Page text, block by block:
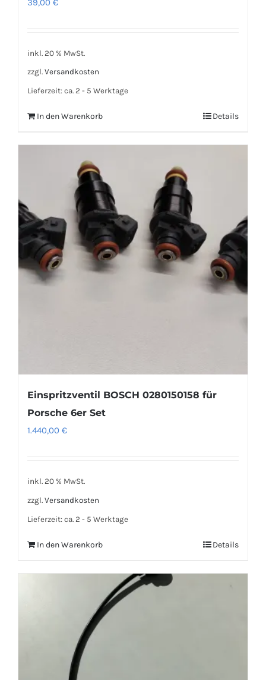
39,00 €
inkl. 20 % MwSt.
zzgl. Versandkosten
Lieferzeit: ca. 2 - 5 Werktage
In den Warenkorb Details
Einspritzventil BOSCH 0280150158 für
Porsche 6er Set
1.440,00 €
inkl. 20 % MwSt.
zzgl. Versandkosten
Lieferzeit: ca. 2 - 5 Werktage
In den Warenkorb Details